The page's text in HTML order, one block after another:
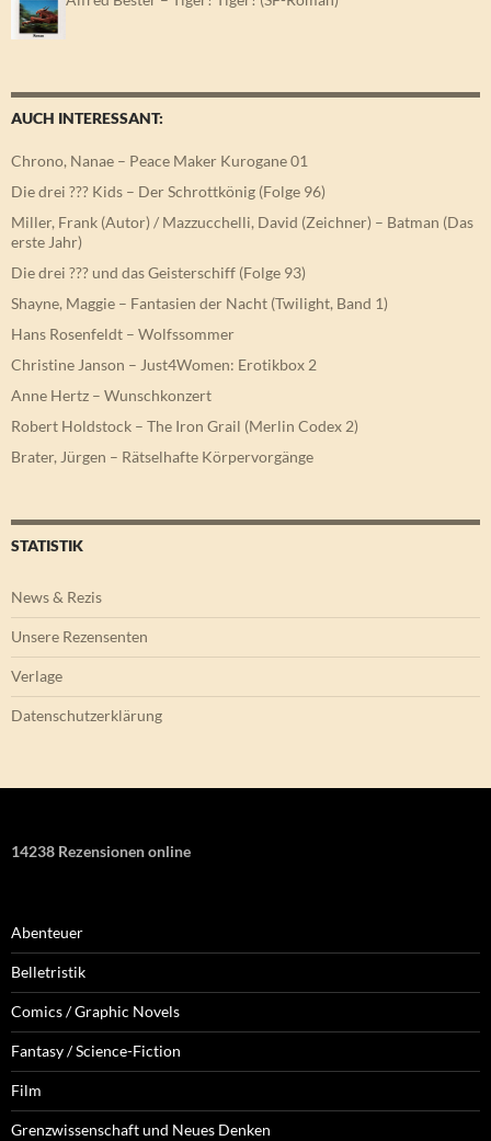
AUCH INTERESSANT:
Chrono, Nanae – Peace Maker Kurogane 01
Die drei ??? Kids – Der Schrottkönig (Folge 96)
Miller, Frank (Autor) / Mazzucchelli, David (Zeichner) – Batman (Das
erste Jahr)
Die drei ??? und das Geisterschiff (Folge 93)
Shayne, Maggie – Fantasien der Nacht (Twilight, Band 1)
Hans Rosenfeldt – Wolfssommer
Christine Janson – Just4Women: Erotikbox 2
Anne Hertz – Wunschkonzert
Robert Holdstock – The Iron Grail (Merlin Codex 2)
Brater, Jürgen – Rätselhafte Körpervorgänge
STATISTIK
News & Rezis
Unsere Rezensenten
Verlage
Datenschutzerklärung
14238 Rezensionen online
Abenteuer
Belletristik
Comics / Graphic Novels
Fantasy / Science-Fiction
Film
Grenzwissenschaft und Neues Denken